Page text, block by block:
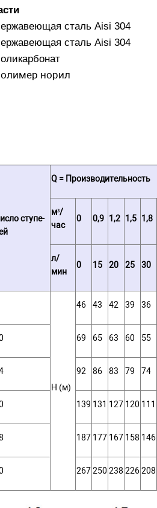
сталь Aisi 304
сталь Aisi 304
норил
ступе­
Q = Производительность
м³/
час
0 0,9 1,2 1,5 1,8
л/
мин
0 15 20 25 30
Н (м)
46 43 42 39 36
69 65 63 60 55
92 86 83 79 74
139 131 127 120 111
187 177 167 158 146
267250 238 226208